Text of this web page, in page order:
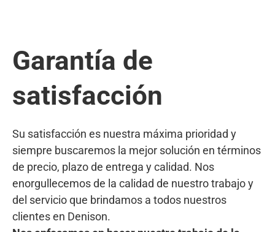
Garantía de
satisfacción
Su satisfacción es nuestra máxima prioridad y
siempre buscaremos la mejor solución en términos
de precio, plazo de entrega y calidad. Nos
enorgullecemos de la calidad de nuestro trabajo y
del servicio que brindamos a todos nuestros
clientes en Denison.